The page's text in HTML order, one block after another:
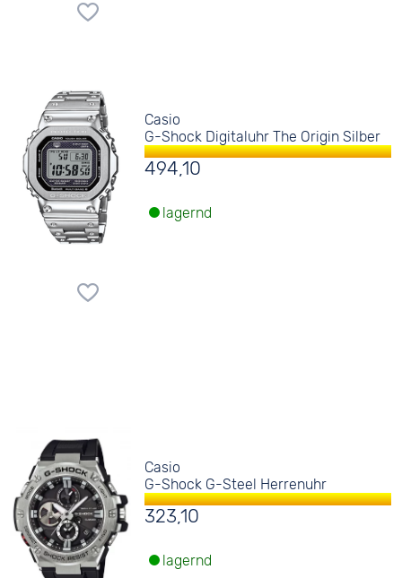
Casio
G-Shock Digitaluhr The Origin Silber
494,10
lagernd
Casio
G-Shock G-Steel Herrenuhr
323,10
lagernd